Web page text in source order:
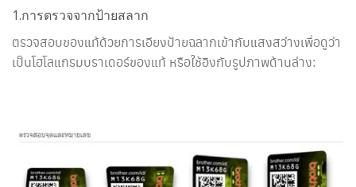
1.การตรวจจากป้ายสลาก
ตรวจสอบของแท้ด้วยการเอียงป้ายฉลากเข้ากับแสงสว่างเพื่อดูว่า
เป็นโฮโลแกรมบราเดอร์ของแท้ หรือใช้อิงกับรูปภาพด้านล่าง: